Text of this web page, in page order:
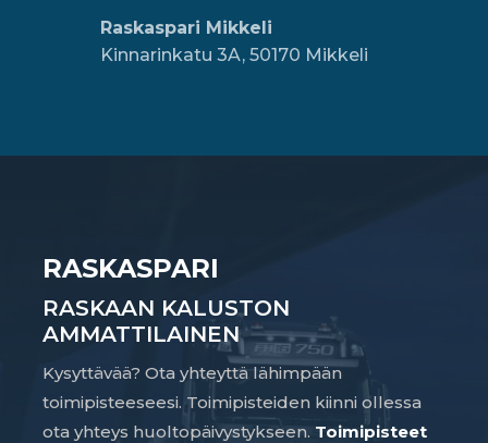
Raskaspari Mikkeli
Kinnarinkatu 3A, 50170 Mikkeli
RASKASPARI
RASKAAN KALUSTON
AMMATTILAINEN
Kysyttävää? Ota yhteyttä lähimpään
toimipisteeseesi. Toimipisteiden kiinni ollessa
ota yhteys huoltopäivystykseen. Toimipisteet